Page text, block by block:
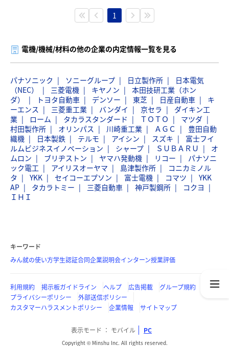
1
電機/機械/材料の他の企業の内定情報一覧を見る
パナソニック ソニーグループ 日立製作所
日本電気
（NEC）
三菱電機 キヤノン
本田技研工業（ホン
ダ）
トヨタ自動車 デンソー 東芝 日産自動車
キ
ーエンス
三菱重工業 バンダイ 京セラ
ダイキン工
業
ローム タカラスタンダード ＴＯＴＯ
マツダ
村田製作所
オリンパス 川崎重工業 ＡＧＣ
豊田自動
織機
日本製鉄 テルモ アイシン スズキ
富士フイ
ルムビジネスイノベーション
シャープ ＳＵＢＡＲＵ
オ
ムロン
ブリヂストン ヤマハ発動機 リコー
パナソニ
ック電工
アイリスオーヤマ 島津製作所
コニカミノル
タ
YKK セイコーエプソン 富士電機 コマツ
YKK
AP
タカラトミー 三菱自動車 神戸製鋼所
コクヨ
ＩＨＩ
キーワード
みん就の使い方学生認証合同企業説明会インターン授業評価
利用規約 掲示板ガイドライン ヘルプ 広告掲載
グループ規約
プライバシーポリシー
外部送信ポリシー
カスタマーハラスメントポリシー
企業情報 サイトマップ
表示モード モバイル PC
Copyright © Minshu Inc. All rights reserved.